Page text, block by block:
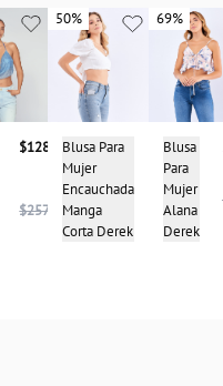
y secar con colores similares y
$128.950
$257.950
50%
50%
Blusa Para
Mujer
Encauchada
Manga
Corta Derek
$124.475
$248.950
69%
69%
Blusa
Para
Mujer
Alana
Derek